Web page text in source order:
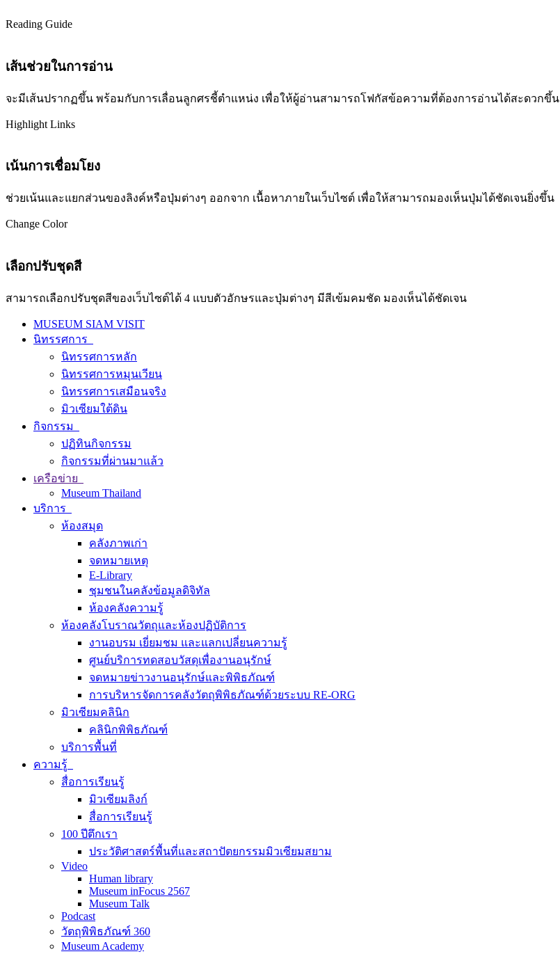
Reading Guide
เส้นช่วยในการอ่าน
จะมีเส้นปรากฏขึ้น พร้อมกับการเลื่อนลูกศรชี้ตำแหน่ง เพื่อให้ผู้อ่านสามารถโฟกัสข้อความที่ต้องการอ่านได้สะดวกขึ้น
Highlight Links
เน้นการเชื่อมโยง
ช่วยเน้นและแยกส่วนของลิงค์หรือปุ่มต่างๆ ออกจาก เนื้อหาภายในเว็บไซต์ เพื่อให้สามารถมองเห็นปุ่มได้ชัดเจนยิ่งขึ้น
Change Color
เลือกปรับชุดสี
สามารถเลือกปรับชุดสีของเว็บไซต์ได้ 4 แบบตัวอักษรและปุ่มต่างๆ มีสีเข้มคมชัด มองเห็นได้ชัดเจน
MUSEUM SIAM VISIT
นิทรรศการ
นิทรรศการหลัก
นิทรรศการหมุนเวียน
นิทรรศการเสมือนจริง
มิวเซียมใต้ดิน
กิจกรรม
ปฏิทินกิจกรรม
กิจกรรมที่ผ่านมาแล้ว
เครือข่าย
Museum Thailand
บริการ
ห้องสมุด
คลังภาพเก่า
จดหมายเหตุ
E-Library
ชุมชนในคลังข้อมูลดิจิทัล
ห้องคลังความรู้
ห้องคลังโบราณวัตถุและห้องปฏิบัติการ
งานอบรม เยี่ยมชม และแลกเปลี่ยนความรู้
ศูนย์บริการทดสอบวัสดุเพื่องานอนุรักษ์
จดหมายข่าวงานอนุรักษ์และพิพิธภัณฑ์
การบริหารจัดการคลังวัตถุพิพิธภัณฑ์ด้วยระบบ RE-ORG
มิวเซียมคลินิก
คลินิกพิพิธภัณฑ์
บริการพื้นที่
ความรู้
สื่อการเรียนรู้
มิวเซียมลิงก์
สื่อการเรียนรู้
100 ปีตึกเรา
ประวัติศาสตร์พื้นที่และสถาปัตยกรรมมิวเซียมสยาม
Video
Human library
Museum inFocus 2567
Museum Talk
Podcast
วัตถุพิพิธภัณฑ์ 360
Museum Academy